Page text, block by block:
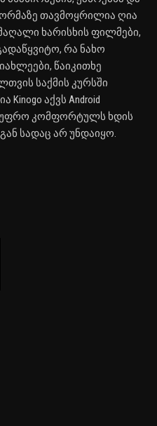
თავმოყრილია ღია
ხარისხის ფილმები,
რა ნახო
წაიკითხე
საქმის კურსში
აქვს Android
კომფორტულს ხდის
სადაც არ უნდაიყო.